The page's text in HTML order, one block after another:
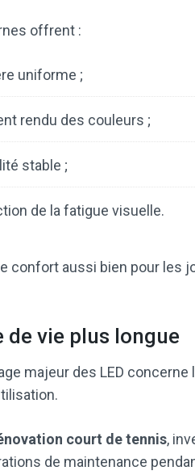
offrent :
uniforme ;
rendu des couleurs ;
stable ;
de la fatigue visuelle.
confort aussi bien pour les
de vie plus longue
majeur des LED
court de tennis,
de maintenance